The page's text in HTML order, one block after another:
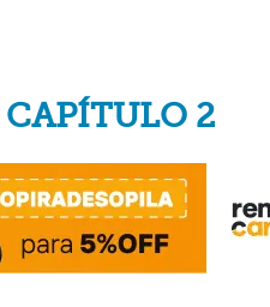
2